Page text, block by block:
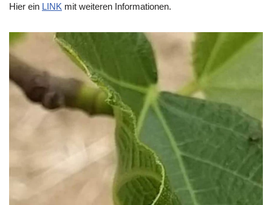
Hier ein LINK mit weiteren Informationen.